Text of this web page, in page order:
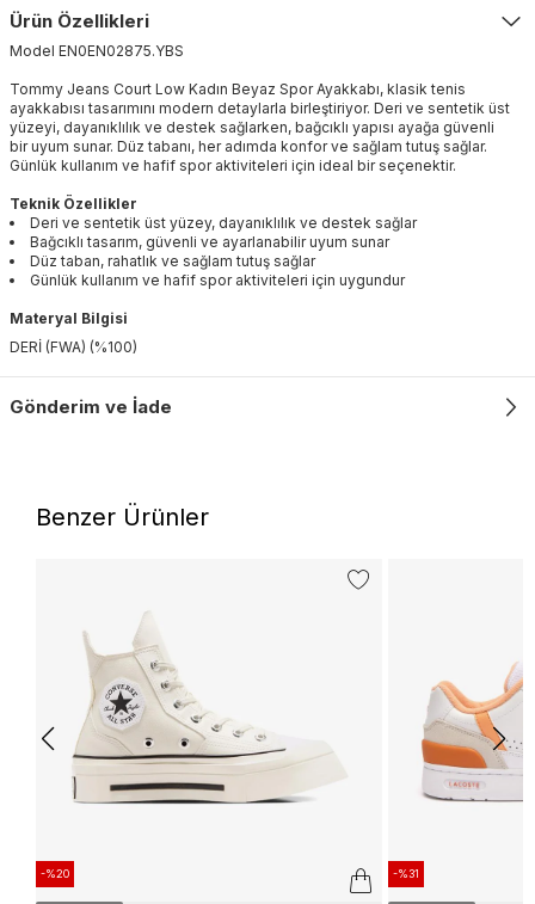
Ürün Özellikleri
Model EN0EN02875.YBS
Tommy Jeans Court Low Kadın Beyaz Spor Ayakkabı, klasik tenis
ayakkabısı tasarımını modern detaylarla birleştiriyor. Deri ve sentetik üst
yüzeyi, dayanıklılık ve destek sağlarken, bağcıklı yapısı ayağa güvenli
bir uyum sunar. Düz tabanı, her adımda konfor ve sağlam tutuş sağlar.
Günlük kullanım ve hafif spor aktiviteleri için ideal bir seçenektir.
Teknik Özellikler
Deri ve sentetik üst yüzey, dayanıklılık ve destek sağlar
Bağcıklı tasarım, güvenli ve ayarlanabilir uyum sunar
Düz taban, rahatlık ve sağlam tutuş sağlar
Günlük kullanım ve hafif spor aktiviteleri için uygundur
Materyal Bilgisi
DERİ (FWA) (%100)
Gönderim ve İade
Benzer Ürünler
-%20 -%31